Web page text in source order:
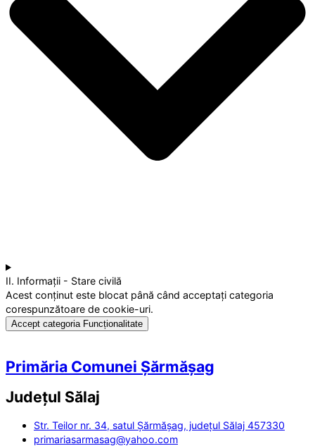
II. Informații - Stare civilă
Acest conținut este blocat până când acceptați categoria
corespunzătoare de cookie-uri.
Accept categoria Funcționalitate
Primăria Comunei Șărmășag
Județul Sălaj
Str. Teilor nr. 34, satul Șărmășag, județul Sălaj 457330
primariasarmasag@yahoo.com